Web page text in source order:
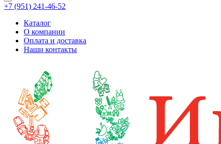
+7 (951) 241-46-52
Каталог
О компании
Оплата и доставка
Наши контакты